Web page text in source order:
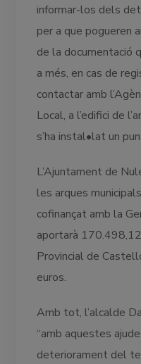
informar-los dels
per a que pogueren
de la documentació
a més, en cas de
contactar amb
Local, a l’edifici de
s’ha instal•lat un
L’Ajuntament de
les arques
cofinançat amb la
aportarà
Provincial de
euros.
Amb tot, l’alcalde
“amb aquestes
deteriorament del